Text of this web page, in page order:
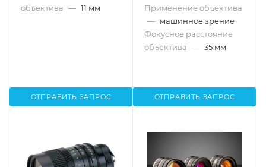
объектива — 11 мм
ОТПРАВИТЬ ЗАПРОС
Применение объектива
— машинное зрение
Фокусное расстояние
объектива — 35 мм
ОТПРАВИТЬ ЗАПРОС